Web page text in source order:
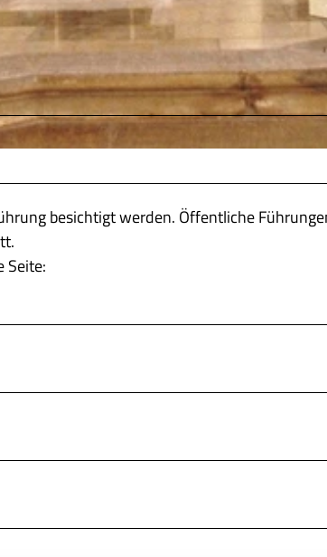
besichtigt werden. Öffentliche
Seite: